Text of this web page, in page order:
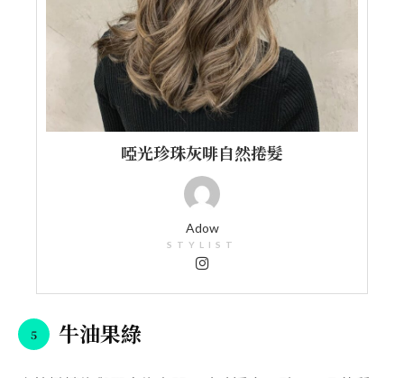
啞光珍珠灰啡自然捲髮
Adow
STYLIST
牛油果綠